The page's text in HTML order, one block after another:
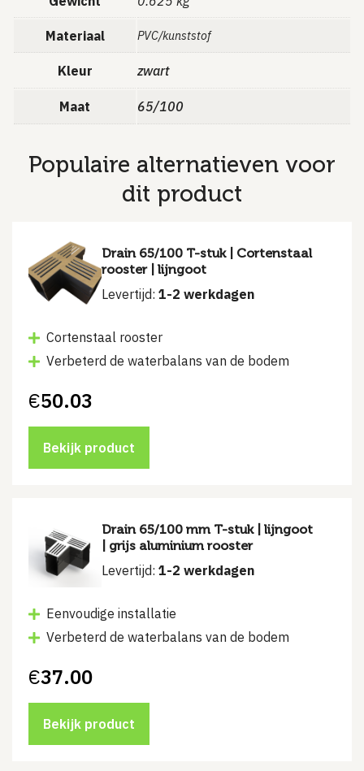
Materiaal PVC/kunststof
Kleur zwart
Maat 65/100
Populaire alternatieven voor
dit product
Drain 65/100 T-stuk | Cortenstaal
rooster | lijngoot
Levertijd: 1-2 werkdagen
Cortenstaal rooster
Verbeterd de waterbalans van de bodem
€50.03
Bekijk product
Drain 65/100 mm T-stuk | lijngoot
| grijs aluminium rooster
Levertijd: 1-2 werkdagen
Eenvoudige installatie
Verbeterd de waterbalans van de bodem
€37.00
Bekijk product